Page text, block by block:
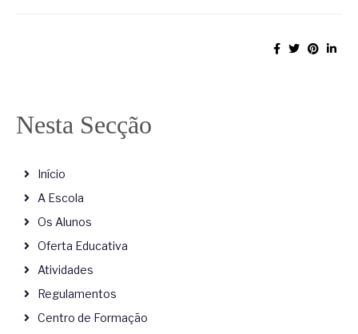
Nesta Secção
Início
A Escola
Os Alunos
Oferta Educativa
Atividades
Regulamentos
Centro de Formação